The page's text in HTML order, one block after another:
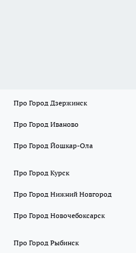
Про Город Дзержинск
Про Город Иваново
Про Город Йошкар-Ола
Про Город Курск
Про Город Нижний Новгород
Про Город Новочебоксарск
Про Город Рыбинск